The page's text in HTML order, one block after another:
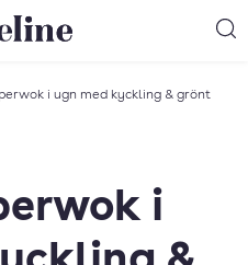
startsida
i ugn med kyckling & grönt
i